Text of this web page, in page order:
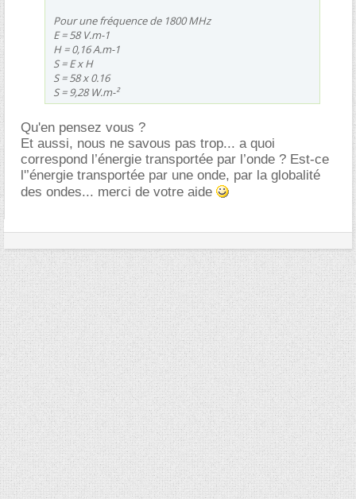
Pour une fréquence de 1800 MHz
E = 58 V.m-1
H = 0,16 A.m-1
S = E x H
S = 58 x 0.16
S = 9,28 W.m-²
Qu'en pensez vous ?
Et aussi, nous ne savous pas trop... a quoi
correspond l’énergie transportée par l’onde ? Est-ce
l'’énergie transportée par une onde, par la globalité
des ondes... merci de votre aide